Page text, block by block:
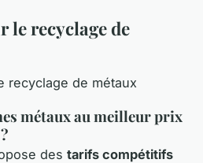
le recyclage de
métaux au meilleur prix
des tarifs compétitifs